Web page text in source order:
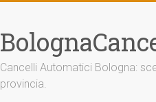
Cancelli Automatici Bologna:
provincia.